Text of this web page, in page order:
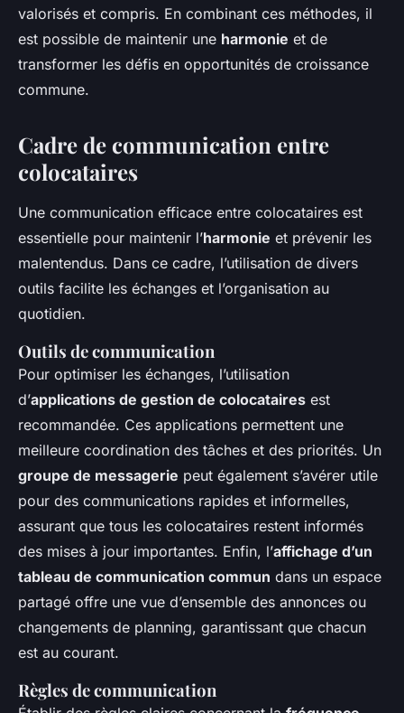
valorisés et compris. En combinant ces méthodes, il
est possible de maintenir une harmonie et de
transformer les défis en opportunités de croissance
commune.
Cadre de communication entre
colocataires
Une communication efficace entre colocataires est
essentielle pour maintenir l’harmonie et prévenir les
malentendus. Dans ce cadre, l’utilisation de divers
outils facilite les échanges et l’organisation au
quotidien.
Outils de communication
Pour optimiser les échanges, l’utilisation
d’applications de gestion de colocataires est
recommandée. Ces applications permettent une
meilleure coordination des tâches et des priorités. Un
groupe de messagerie peut également s’avérer utile
pour des communications rapides et informelles,
assurant que tous les colocataires restent informés
des mises à jour importantes. Enfin, l’affichage d’un
tableau de communication commun dans un espace
partagé offre une vue d’ensemble des annonces ou
changements de planning, garantissant que chacun
est au courant.
Règles de communication